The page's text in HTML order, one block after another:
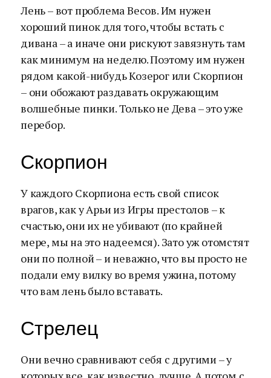
Лень – вот проблема Весов. Им нужен
хороший пинок для того, чтобы встать с
дивана – а иначе они рискуют завязнуть там
как минимум на неделю. Поэтому им нужен
рядом какой-нибудь Козерог или Скорпион
– они обожают раздавать окружающим
волшебные пинки. Только не Дева – это уже
перебор.
Скорпион
У каждого Скорпиона есть свой список
врагов, как у Арьи из Игры престолов – к
счастью, они их не убивают (по крайней
мере, мы на это надеемся). Зато уж отомстят
они по полной – и неважно, что вы просто не
подали ему вилку во время ужина, потому
что вам лень было вставать.
Стрелец
Они вечно сравнивают себя с другими – у